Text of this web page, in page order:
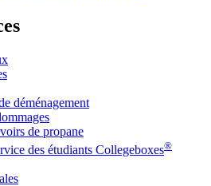
déménagement
de propane
des étudiants Collegeboxes®